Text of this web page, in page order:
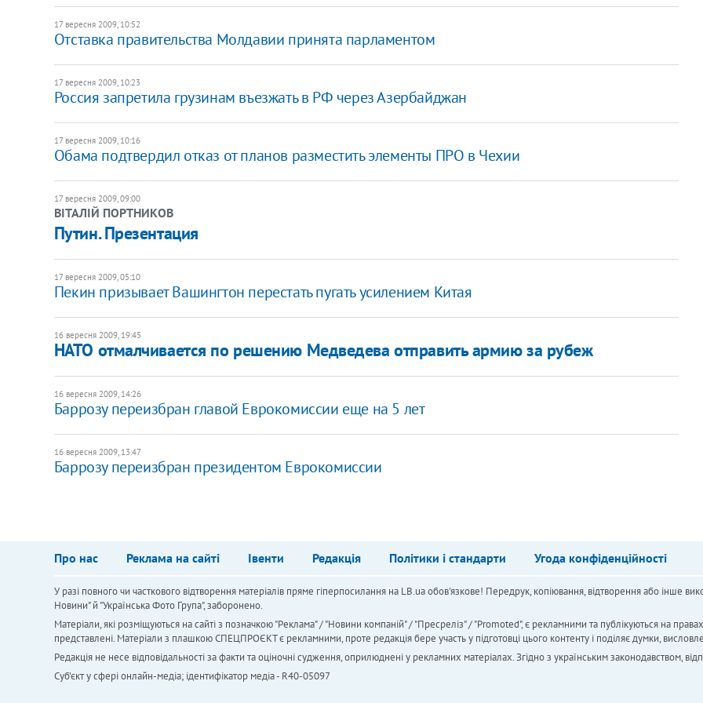
17 вересня 2009, 10:52
Отставка правительства Молдавии принята парламентом
17 вересня 2009, 10:23
Россия запретила грузинам въезжать в РФ через Азербайджан
17 вересня 2009, 10:16
Обама подтвердил отказ от планов разместить элементы ПРО в Чехии
17 вересня 2009, 09:00
ВІТАЛІЙ ПОРТНИКОВ
Путин. Презентация
17 вересня 2009, 05:10
Пекин призывает Вашингтон перестать пугать усилением Китая
16 вересня 2009, 19:45
НАТО отмалчивается по решению Медведева отправить армию за рубеж
16 вересня 2009, 14:26
Баррозу переизбран главой Еврокомиссии еще на 5 лет
16 вересня 2009, 13:47
Баррозу переизбран президентом Еврокомиссии
Про нас Реклама на сайті Івенти Редакція Політики і стандарти Угода конфіденційності
У разі повного чи часткового відтворення матеріалів пряме гіперпосилання на LB.ua обов'язкове! Передрук, копіювання, відтворення або інше
Новини" й "Українська Фото Група", заборонено.
Матеріали, які розміщуються на сайті з позначкою "Реклама" / "Новини компаній" / "Пресреліз" / "Promoted", є рекламними та публікуються на
представлені. Матеріали з плашкою СПЕЦПРОЄКТ є рекламними, проте редакція бере участь у підготовці цього контенту і поділяє думки,
Редакція не несе відповідальності за факти та оціночні судження, оприлюднені у рекламних матеріалах. Згідно з українським законодавством,
Cуб'єкт у сфері онлайн-медіа; ідентифікатор медіа - R40-05097